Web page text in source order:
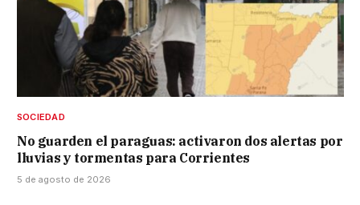
SOCIEDAD
No guarden el paraguas: activaron dos alertas por
lluvias y tormentas para Corrientes
5 de agosto de 2026